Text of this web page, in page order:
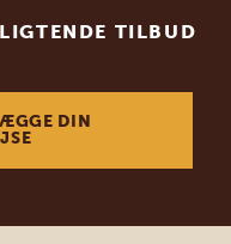
TILBUD
DIN